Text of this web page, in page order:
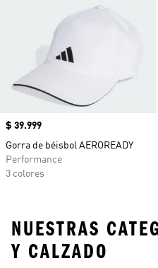
Precio
$ 39.999
Gorra de béisbol AEROREADY
Performance
3 colores
NUESTRAS
Y CALZADO